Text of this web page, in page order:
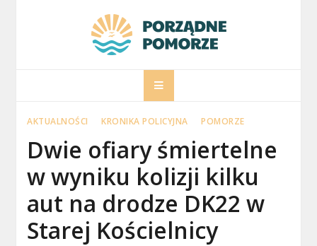
Informacje na temat Pomorza
AKTUALNOŚCI KRONIKA POLICYJNA POMORZE
Dwie ofiary śmiertelne
w wyniku kolizji kilku
aut na drodze DK22 w
Starej Kościelnicy